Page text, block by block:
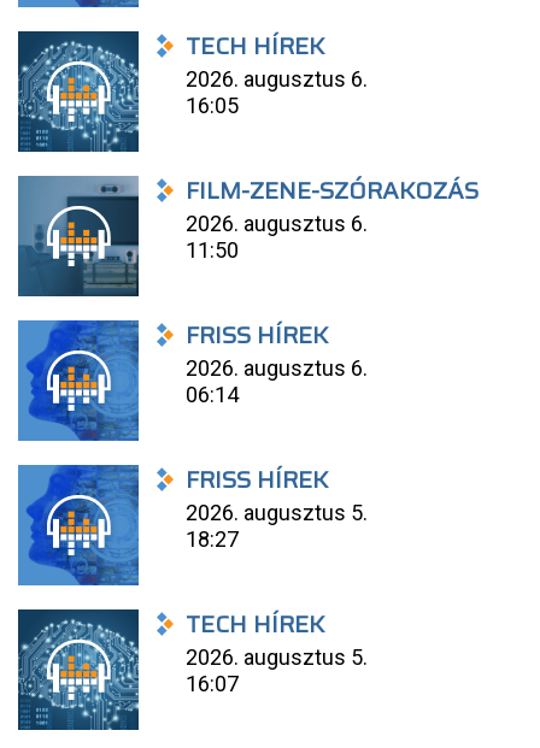
TECH HÍREK
2026. augusztus 6.
16:05
FILM-ZENE-SZÓRAKOZÁS
2026. augusztus 6.
11:50
FRISS HÍREK
2026. augusztus 6.
06:14
FRISS HÍREK
2026. augusztus 5.
18:27
TECH HÍREK
2026. augusztus 5.
16:07